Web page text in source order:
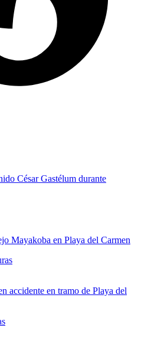
César Gastélum durante
Mayakoba en Playa del Carmen
accidente en tramo de Playa del